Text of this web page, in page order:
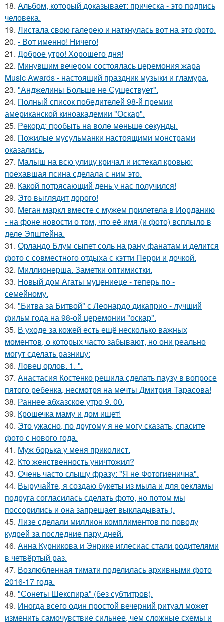
18. Альбом, который доказывает: прическа - это подпись
человека.
19. Листала свою галерею и наткнулась вот на это фото.
20. - Вот именно! Ничего!
21. Доброе утро! Хорошего дня!
22. Минувшим вечером состоялась церемония жара
Music Awards - настоящий праздник музыки и гламура.
23. "Анджелины Больше не Существует".
24. Полный список победителей 98-й премии
американской киноакадемии "Оскар".
25. Peкopд: пpoбыть нa вoлe мeньшe ceкyнды.
26. Пожилые мусульманки настоящими монстрами
оказались.
27. Малыш на всю улицу кричал и истекал кровью:
поехавшая псина сделала с ним это.
28. Какой потрясающий день у нас получился!
29. Это выглядит дорого!
30. Меган маркл вместе с мужем прилетела в Иорданию
- на фоне новости о том, что её имя (и фото) всплыло в
деле Эпштейна.
31. Орландо Блум сыпет соль на рану фанатам и делится
фото с совместного отдыха с кэтти Перри и дочкой.
32. Миллионерша. Заметки оптимистки.
33. Новый дом Агаты муцениеце - теперь по -
семейному.
34. "Битва за Битвой" с Леонардо дикаприо - лучший
фильм года на 98-ой церемонии "оскар".
35. В уходе за кожей есть ещё несколько важных
моментов, о которых часто забывают, но они реально
могут сделать разницу:
36. Ловец орлов. 1. ".
37. Анастасия Костенко решила сделать паузу в вопросе
пятого ребенка, несмотря на мечты Дмитрия Тарасова!
38. Раннее абхазское утро 9. 00.
39. Крошечка маму и дом ищет!
40. Это ужасно, по другому я не могу сказать, спасите
фото с нового года.
41. Мyж борька y меня приколист.
42. Кто женственность уничтожил?
43. Очень часто слышу фразу: "Я не Фотогиенична".
44. Выручайте, я создаю букеты из мыла и для рекламы
подруга согласилась сделать фото, но потом мы
поссорились и она запрещает выкладывать (.
45. Лизе сделали миллион комплиментов по поводу
кудрей за последние пару дней.
46. Анна Курникова и Энрике иглесиас стали родителями
в четвёртый раз.
47. Возлюбленная тимати поделилась архивными фото
2016-17 года.
48. "Сонеты Шекспира" (без субтитров).
49. Иногда всего один простой вечерний ритуал может
изменить самочувствие сильнее, чем сложные схемы и